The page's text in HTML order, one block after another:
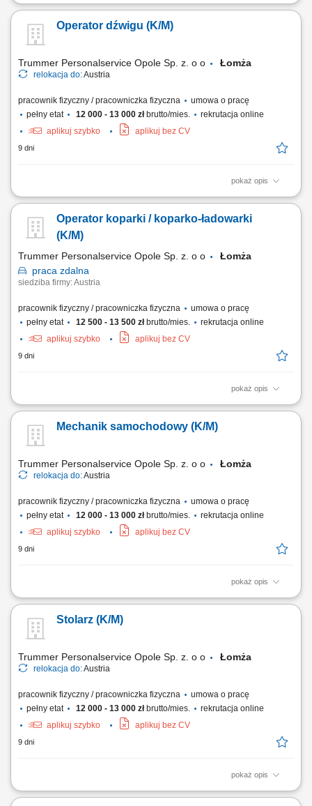
przygotowywanie powierzchni zewnętrznych i wewnętrznych pod
różnymi rodzajami farb; szpachlowanie; szlifowanie; montaż regipsów;
kładzenie gładzi; klejenie;
Operator dźwigu (K/M)
Trummer Personalservice Opole Sp. z. o o Łomża
relokacja do:Austria
pracownik fizyczny / pracowniczka fizyczna
umowa o pracę
pełny etat
12 000 - 13 000 złbrutto/mies.
rekrutacja online
aplikuj szybko
aplikuj bez CV
9 dni
pokaż opis
obsługa żurawia wieżowego;umiejętność obsługi żurawia z kabiny bądź
Operator koparki / koparko-ładowarki
(K/M)
Trummer Personalservice Opole Sp. z. o o
Łomża
praca zdalna
siedziba firmy: Austria
pracownik fizyczny / pracowniczka fizyczna
umowa o pracę
pełny etat
12 500 - 13 500 złbrutto/mies.
rekrutacja online
aplikuj szybko
aplikuj bez CV
9 dni
pokaż opis
wykonywanie wykopów; załadunek i transportowanie mas ziemnych;
materiałów na terenie składowania; pomocnicze prace przeładunkowe,
transportowe i porządkowe;
Mechanik samochodowy (K/M)
Trummer Personalservice Opole Sp. z. o o Łomża
relokacja do:Austria
pracownik fizyczny / pracowniczka fizyczna
umowa o pracę
pełny etat
12 000 - 13 000 złbrutto/mies.
rekrutacja online
aplikuj szybko
aplikuj bez CV
9 dni
pokaż opis
Diagnozowanie i naprawa usterek mechanicznych w różnych
konserwacyjnych, takich jak wymiana oleju, wymiana opon i kontrola
hamulców; Użycie sprzętu diagnostycznego do identyfikacji problemów
Stolarz (K/M)
Trummer Personalservice Opole Sp. z. o o Łomża
relokacja do:Austria
pracownik fizyczny / pracowniczka fizyczna
umowa o pracę
pełny etat
12 000 - 13 000 złbrutto/mies.
rekrutacja online
aplikuj szybko
aplikuj bez CV
9 dni
pokaż opis
wykonywanie stolarki meblowej bądź budowlanej;praca przy